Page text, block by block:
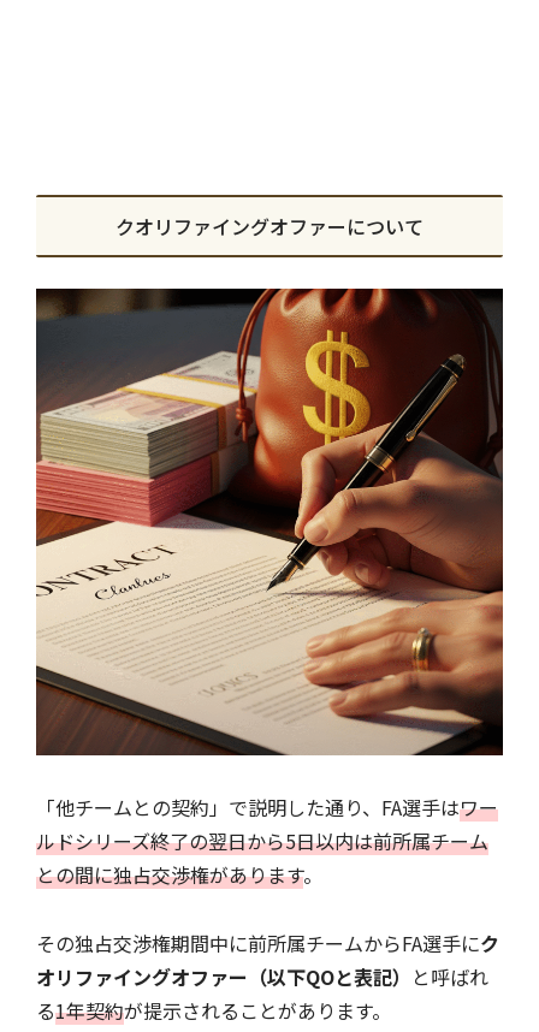
クオリファイングオファーについて
「他チームとの契約」で説明した通り、FA選手はワー
ルドシリーズ終了の翌日から5日以内は前所属チーム
との間に独占交渉権があります。
その独占交渉権期間中に前所属チームからFA選手にク
オリファイングオファー（以下QOと表記） と呼ばれ
る1年契約が提示されることがあります。